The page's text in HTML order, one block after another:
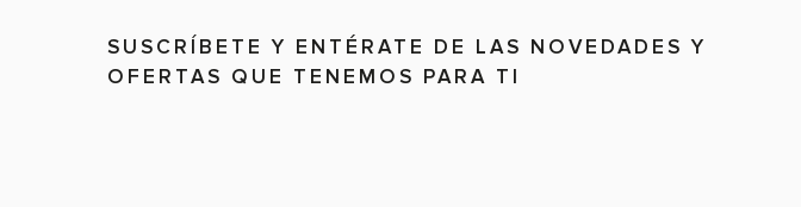
SUSCRÍBETE Y ENTÉRATE DE LAS NOVEDADES Y
OFERTAS QUE TENEMOS PARA TI